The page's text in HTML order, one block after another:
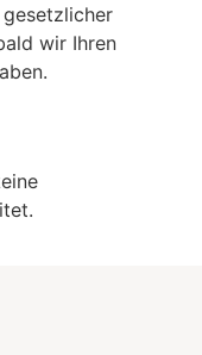
wir Ihren